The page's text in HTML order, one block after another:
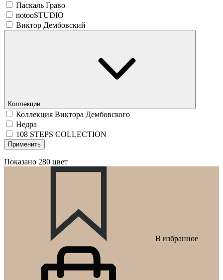
Паскаль Граво
notooSTUDIO
Виктор Дембовский
Коллекции
Коллекция Виктора Дембовского
Недра
108 STEPS COLLECTION
Применить
Показано 280 цвет
В избранное